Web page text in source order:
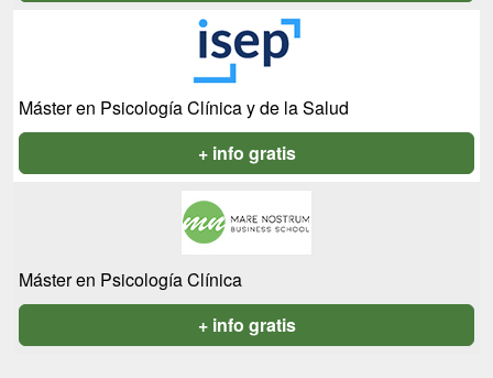
Máster en Psicología Clínica y de la Salud
+ info gratis
Máster en Psicología Clínica
+ info gratis